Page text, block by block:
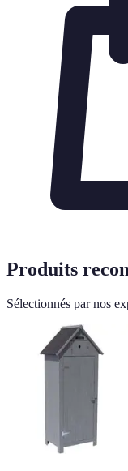
Produits
Sélectionnés par nos